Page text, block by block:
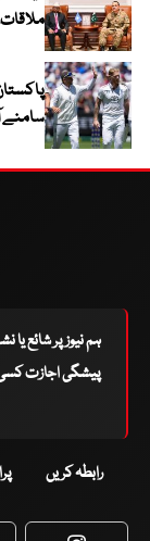
سامنے
ہم نیوز پر شائع یا
پیشگی اجازت کسی
رابطہ کریں